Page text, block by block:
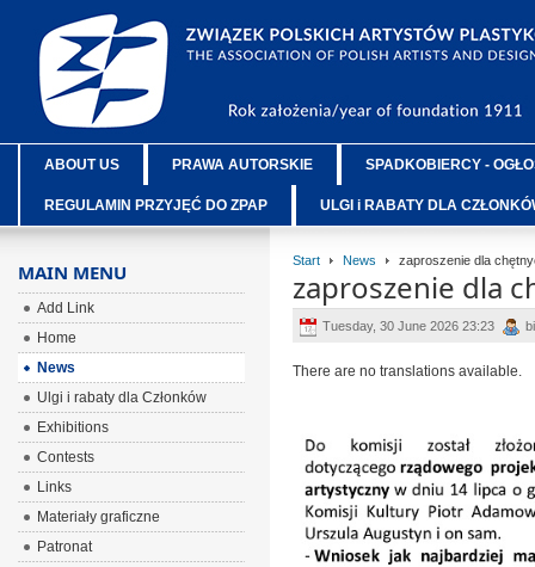
ABOUT US PRAWA AUTORSKIE SPADKOBIERCY -
REGULAMIN PRZYJĘĆ DO ZPAP ULGI i RABATY DLA
Start News zaproszenie dla
zaproszenie dla
Tuesday, 30 June 2026 23:23
There are no translations available.
MAIN MENU
Add Link
Home
News
Ulgi i rabaty dla Członków
Exhibitions
Contests
Links
Materiały graficzne
Patronat